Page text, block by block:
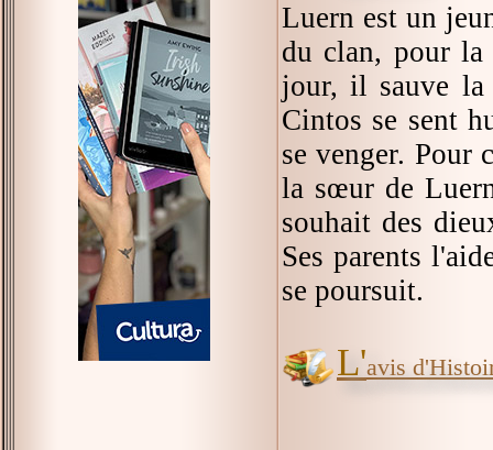
Luern est un
du clan, pour
jour, il sauve
Cintos se sent
se venger. Pour
la sœur de
souhait des
Ses parents
se poursuit.
L'avis